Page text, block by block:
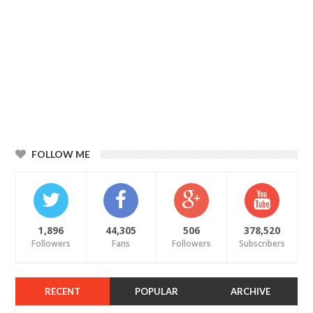
FOLLOW ME
1,896
Followers
44,305
Fans
506
Followers
378,520
Subscribers
RECENT POPULAR ARCHIVE